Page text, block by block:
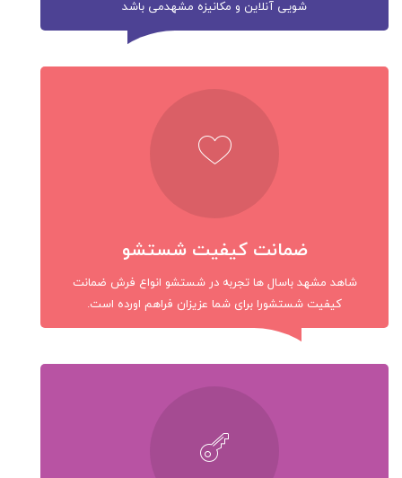
شویی آنلاین و مکانیزه مشهدمی باشد
ضمانت کیفیت شستشو
شاهد مشهد باسال ها تجربه در شستشو انواع فرش ضمانت
کیفیت شستشورا برای شما عزیزان فراهم اورده است.